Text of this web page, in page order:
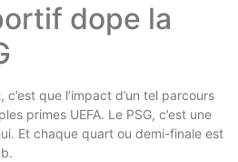
dope la
que l’impact d’un tel parcours
primes UEFA. Le PSG, c’est une
Et chaque quart ou demi-finale est